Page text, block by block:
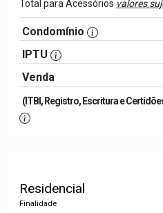
Total para Acessórios valores
Condomínio
IPTU
Venda
(ITBI, Registro, Escritura e
Residencial
Finalidade